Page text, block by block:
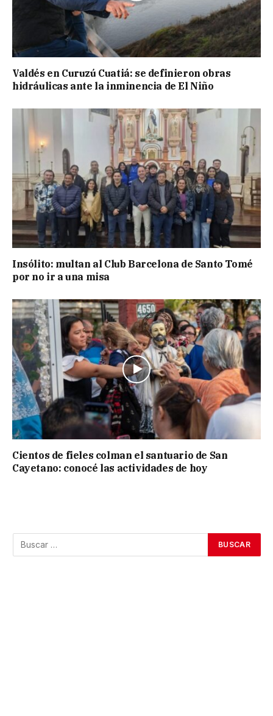
Valdés en Curuzú Cuatiá: se definieron obras
hidráulicas ante la inminencia de El Niño
Insólito: multan al Club Barcelona de Santo Tomé
por no ir a una misa
Cientos de fieles colman el santuario de San
Cayetano: conocé las actividades de hoy